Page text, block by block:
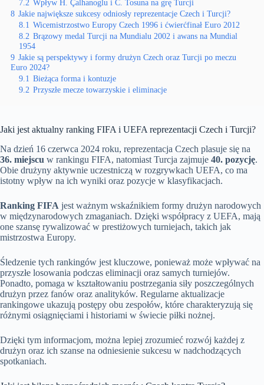
7.2 Wpływ H. Çalhanoglu i C. Tosuna na grę Turcji
8 Jakie największe sukcesy odniosły reprezentacje Czech i Turcji?
8.1 Wicemistrzostwo Europy Czech 1996 i ćwierćfinał Euro 2012
8.2 Brązowy medal Turcji na Mundialu 2002 i awans na Mundial
1954
9 Jakie są perspektywy i formy drużyn Czech oraz Turcji po meczu
Euro 2024?
9.1 Bieżąca forma i kontuzje
9.2 Przyszłe mecze towarzyskie i eliminacje
Jaki jest aktualny ranking FIFA i UEFA reprezentacji Czech i Turcji?
Na dzień 16 czerwca 2024 roku, reprezentacja Czech plasuje się na
36. miejscu w rankingu FIFA, natomiast Turcja zajmuje 40. pozycję.
Obie drużyny aktywnie uczestniczą w rozgrywkach UEFA, co ma
istotny wpływ na ich wyniki oraz pozycje w klasyfikacjach.
Ranking FIFA jest ważnym wskaźnikiem formy drużyn narodowych
w międzynarodowych zmaganiach. Dzięki współpracy z UEFA, mają
one szansę rywalizować w prestiżowych turniejach, takich jak
mistrzostwa Europy.
Śledzenie tych rankingów jest kluczowe, ponieważ może wpływać na
przyszłe losowania podczas eliminacji oraz samych turniejów.
Ponadto, pomaga w kształtowaniu postrzegania siły poszczególnych
drużyn przez fanów oraz analityków. Regularne aktualizacje
rankingowe ukazują postępy obu zespołów, które charakteryzują się
różnymi osiągnięciami i historiami w świecie piłki nożnej.
Dzięki tym informacjom, można lepiej zrozumieć rozwój każdej z
drużyn oraz ich szanse na odniesienie sukcesu w nadchodzących
spotkaniach.